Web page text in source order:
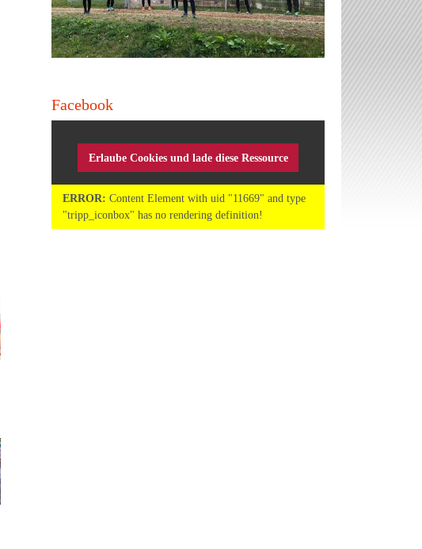
Facebook
Erlaube Cookies und lade diese Ressource
ERROR: Content Element with uid "11669" and type
"tripp_iconbox" has no rendering definition!